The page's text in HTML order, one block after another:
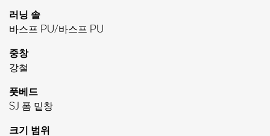
러닝 솔
바스프 PU/바스프 PU
중창
강철
풋베드
SJ 폼 밑창
크기 범위